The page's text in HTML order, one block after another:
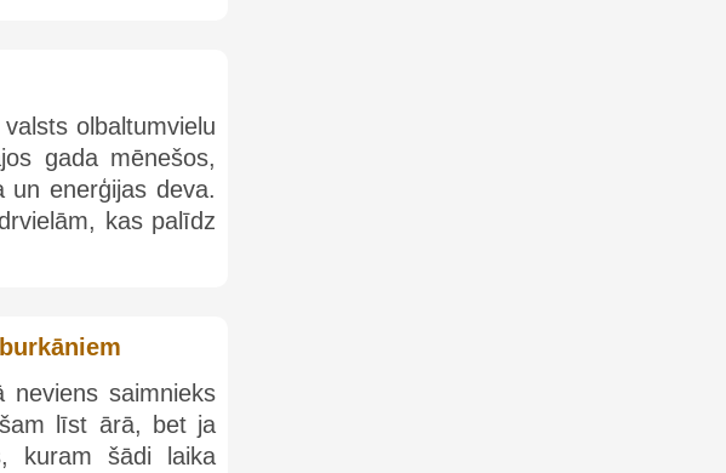
olbaltumvielu
gada mēnešos,
un enerģijas deva.
kas palīdz
saimnieks
līst ārā, bet ja
kuram šādi laika